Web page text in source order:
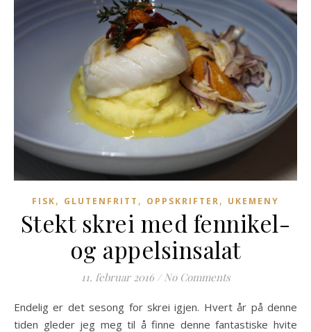
FISK, GLUTENFRITT , OPPSKRIFTER, UKEMENY
Stekt skrei med fennikel-
og appelsinsalat
11. februar 2016 / No Comments
Endelig er det sesong for skrei igjen. Hvert år på denne
tiden gleder jeg meg til å finne denne fantastiske hvite